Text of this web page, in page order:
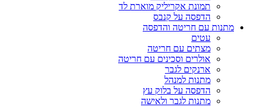
תמונת אקריליק מוארת לד
הדפסה על קנבס
מתנות עם חריטה והדפסה
עטים
מצתים עם חריטה
אולרים וסכינים עם חריטה
ארנקים לגבר
מתנות למנהל
הדפסה על בלוק עץ
מתנות לגבר ולאישה